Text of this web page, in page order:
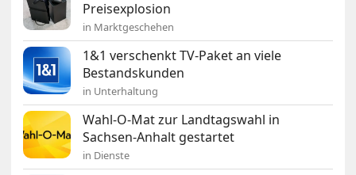
Preisexplosion
in Marktgeschehen
1&1 verschenkt TV-Paket an viele
Bestandskunden
in Unterhaltung
Wahl-O-Mat zur Landtagswahl in
Sachsen-Anhalt gestartet
in Dienste